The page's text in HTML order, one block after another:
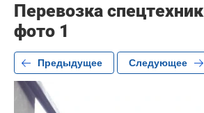
Перевозка
фото 1
Предыдущее Следующее